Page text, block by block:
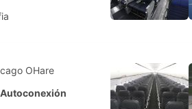
OHare
Autoconexión